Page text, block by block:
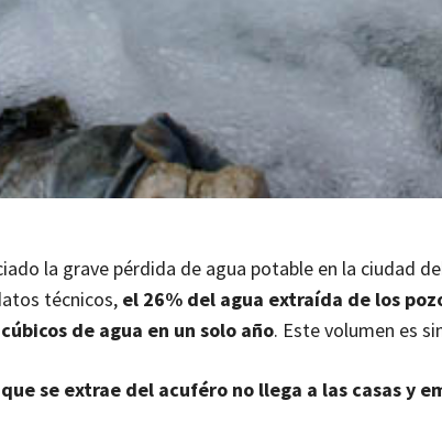
la grave pérdida de agua potable en la ciudad
técnicos, el 26% del agua extraída de los
de agua en un solo año. Este volumen es
se extrae del acuféro no llega a las casas y